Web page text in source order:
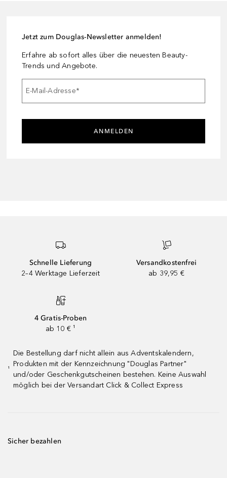
Jetzt zum Douglas-Newsletter anmelden!
Erfahre ab sofort alles über die neuesten Beauty-
Trends und Angebote.
E-Mail-Adresse*
ANMELDEN
Schnelle Lieferung
2–4 Werktage Lieferzeit
Versandkostenfrei
ab 39,95 €
4 Gratis-Proben
ab 10 € ¹
¹
Die Bestellung darf nicht allein aus Adventskalendern,
Produkten mit der Kennzeichnung "Douglas Partner"
und/oder Geschenkgutscheinen bestehen. Keine Auswahl
möglich bei der Versandart Click & Collect Express
Sicher bezahlen